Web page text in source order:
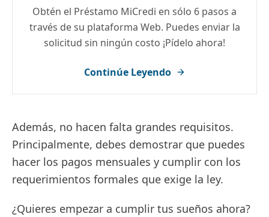
Obtén el Préstamo MiCredi en sólo 6 pasos a
través de su plataforma Web. Puedes enviar la
solicitud sin ningún costo ¡Pídelo ahora!
Continúe Leyendo
Además, no hacen falta grandes requisitos.
Principalmente, debes demostrar que puedes
hacer los pagos mensuales y cumplir con los
requerimientos formales que exige la ley.
¿Quieres empezar a cumplir tus sueños ahora?